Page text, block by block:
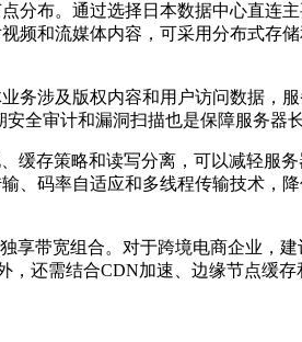
布。通过选择日本数据中心直连
频和流媒体内容，可采用分布式存
涉及版权内容和用户访问数据，
全审计和漏洞扫描也是保障服务器
存策略和读写分离，可以减轻服务
、码率自适应和多线程传输技术，
带宽组合。对于跨境电商企业，建
还需结合CDN加速、边缘节点缓